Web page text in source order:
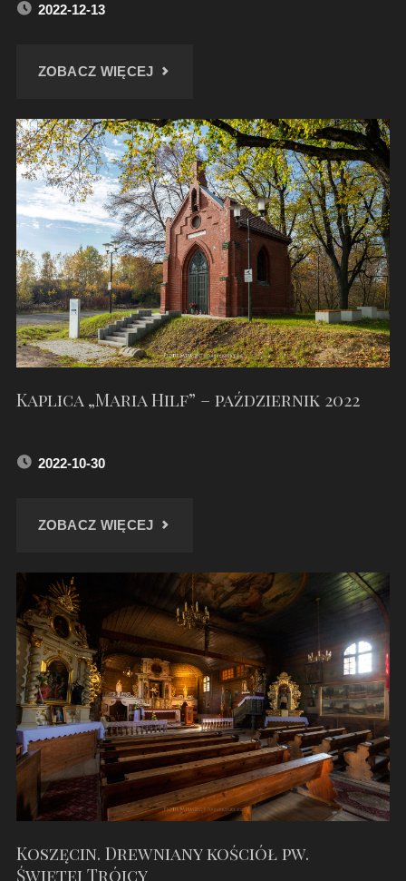
2022-12-13
ZOBACZ WIĘCEJ"KOŚCIÓŁ
SIERAKOWICACH
W
ZIMOWEJ
SCENERII"
Kaplica „Maria Hilf” – październik 2022
2022-10-30
ZOBACZ WIĘCEJ"KAPLICA
HILF”
–
PAŹDZIERNIK
2022"
Koszęcin. Drewniany kościół pw.
Świętej Trójcy